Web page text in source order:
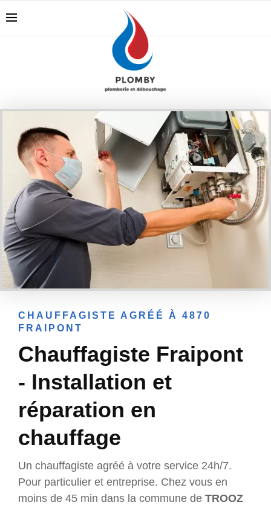
CHAUFFAGISTE AGRÉÉ À 4870
FRAIPONT
Chauffagiste Fraipont
- Installation et
réparation en
chauffage
Un chauffagiste agréé à votre service 24h/7.
Pour particulier et entreprise. Chez vous en
moins de 45 min dans la commune de TROOZ